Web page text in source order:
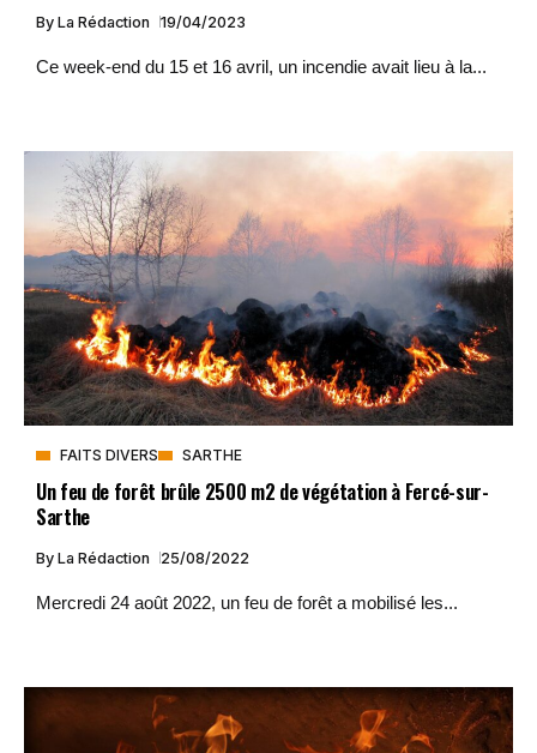
By La Rédaction 19/04/2023
Ce week-end du 15 et 16 avril, un incendie avait lieu à la...
FAITS DIVERS SARTHE
Un feu de forêt brûle 2500 m2 de végétation à Fercé-sur-
Sarthe
By La Rédaction 25/08/2022
Mercredi 24 août 2022, un feu de forêt a mobilisé les...